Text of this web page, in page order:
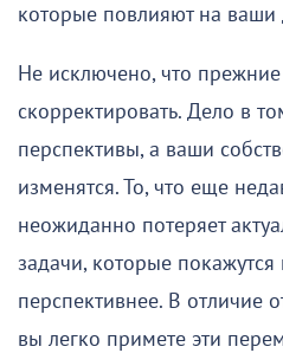
которые повлияют на
Не исключено, что
скорректировать. Дело в
перспективы, а ваши
изменятся. То, что еще
неожиданно потеряет
задачи, которые
перспективнее. В отличие
вы легко примете эти